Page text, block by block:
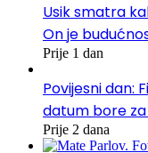
Usik smatra
On je
Prije 1 dan
Povijesni dan:
datum bore
Prije 2 dana